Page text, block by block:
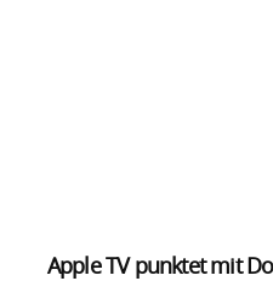
Apple TV punktet mit